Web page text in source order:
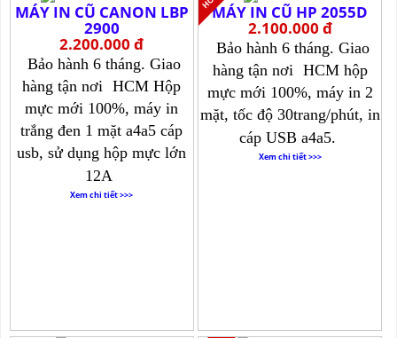
MÁY IN CŨ CANON LBP
2900
2.200.000 đ
Bảo hành 6 tháng. Giao
hàng tận nơi
HCM Hộp
mực mới 100%, máy in
trắng đen 1 mặt a4a5 cáp
usb, sử dụng hộp mực lớn
12A
Xem chi tiết >>>
MÁY IN CŨ HP 2055D
2.100.000 đ
Bảo hành 6 tháng. Giao
hàng tận nơi HCM hộp
mực mới 100%, máy in 2
mặt, tốc độ 30trang/phút, in
cáp USB a4a5.
Xem chi tiết >>>